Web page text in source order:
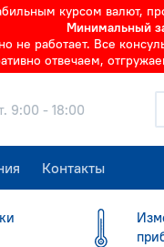
курсом валют,
Минимальный
работает. Все
отвечаем,
9:00 - 18:00
Контакты